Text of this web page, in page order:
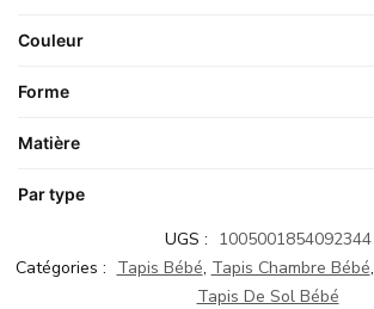
Couleur
Forme
Matière
Par type
UGS : 1005001854092344
Catégories : Tapis Bébé, Tapis Chambre Bébé,
Tapis De Sol Bébé